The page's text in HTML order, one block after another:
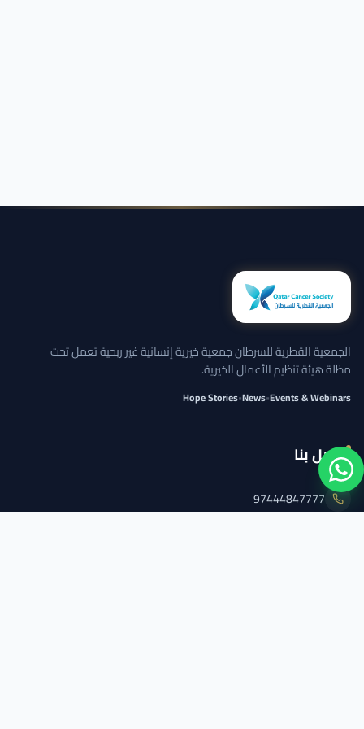
الجمعية القطرية للسرطان جمعية خيرية إنسانية غير ربحية تعمل تحت
مظلة هيئة تنظيم الأعمال الخيرية.
Events & Webinars
•
News
•
Hope Stories
اتصل بنا
97444847777